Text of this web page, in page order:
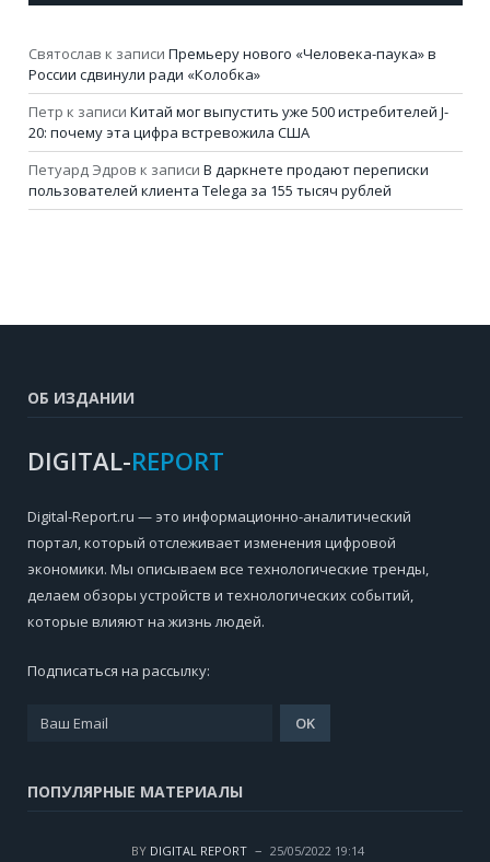
Святослав к записи Премьеру нового «Человека-паука» в
России сдвинули ради «Колобка»
Петр к записи Китай мог выпустить уже 500 истребителей J-
20: почему эта цифра встревожила США
Петуард Эдров к записи В даркнете продают переписки
пользователей клиента Telega за 155 тысяч рублей
ОБ ИЗДАНИИ
DIGITAL-REPORT
Digital-Report.ru — это информационно-аналитический
портал, который отслеживает изменения цифровой
экономики. Мы описываем все технологические тренды,
делаем обзоры устройств и технологических событий,
которые влияют на жизнь людей.
Подписаться на рассылку:
ПОПУЛЯРНЫЕ МАТЕРИАЛЫ
BY DIGITAL REPORT
25/05/2022 19:14